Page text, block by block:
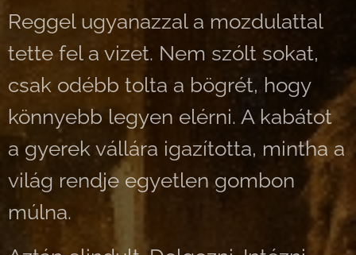
Reggel ugyanazzal a mozdulattal
tette fel a vizet. Nem szólt sokat,
csak odébb tolta a bögrét, hogy
könnyebb legyen elérni. A kabátot
a gyerek vállára igazította, mintha a
világ rendje egyetlen gombon
múlna.